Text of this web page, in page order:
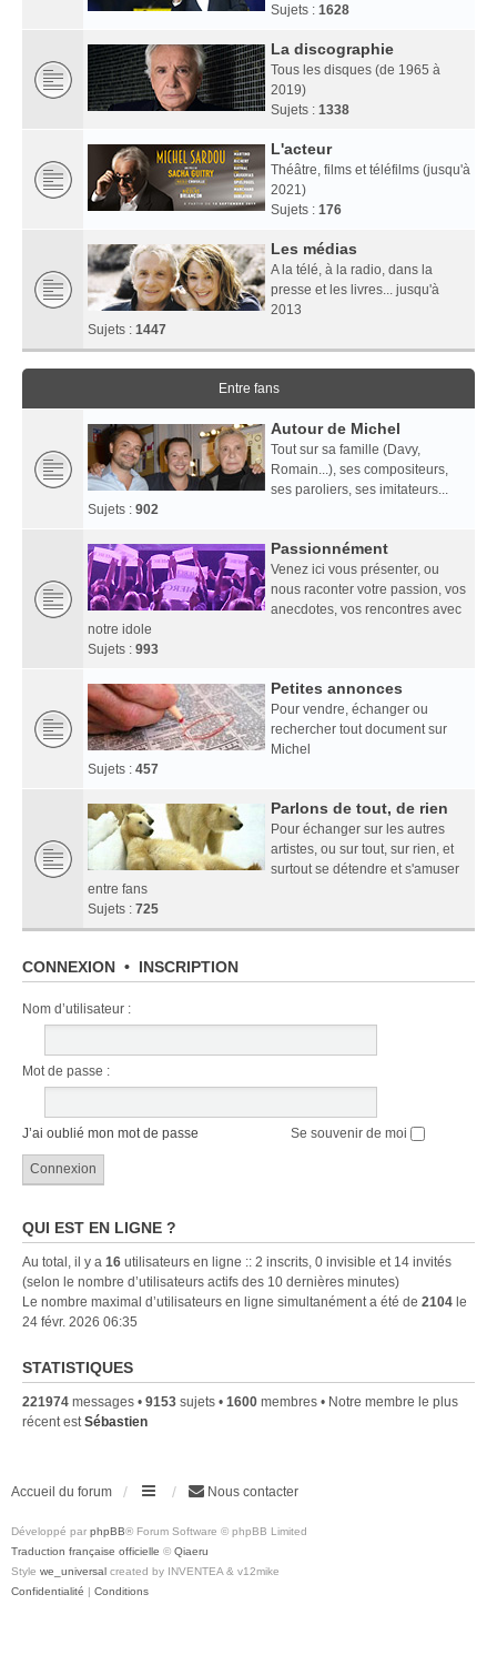
Sujets : 1628
La discographie
Tous les disques (de 1965 à
2019)
Sujets : 1338
L'acteur
Théâtre, films et téléfilms (jusqu'à
2021)
Sujets : 176
Les médias
A la télé, à la radio, dans la
presse et les livres... jusqu'à
2013
Sujets : 1447
Entre fans
Autour de Michel
Tout sur sa famille (Davy,
Romain...), ses compositeurs,
ses paroliers, ses imitateurs...
Sujets : 902
Passionnément
Venez ici vous présenter, ou
nous raconter votre passion, vos
anecdotes, vos rencontres avec
notre idole
Sujets : 993
Petites annonces
Pour vendre, échanger ou
rechercher tout document sur
Michel
Sujets : 457
Parlons de tout, de rien
Pour échanger sur les autres
artistes, ou sur tout, sur rien, et
surtout se détendre et s'amuser
entre fans
Sujets : 725
CONNEXION • INSCRIPTION
Nom d’utilisateur :
Mot de passe :
J’ai oublié mon mot de passe Se souvenir de moi
QUI EST EN LIGNE ?
Au total, il y a 16 utilisateurs en ligne :: 2 inscrits, 0 invisible et 14 invités
(selon le nombre d’utilisateurs actifs des 10 dernières minutes)
Le nombre maximal d’utilisateurs en ligne simultanément a été de 2104 le
24 févr. 2026 06:35
STATISTIQUES
221974 messages • 9153 sujets • 1600 membres • Notre membre le plus
récent estSébastien
Accueil du forum Nous contacter
Développé par phpBB® Forum Software © phpBB Limited
Traduction française officielle © Qiaeru
Style we_universal created by INVENTEA & v12mike
Confidentialité | Conditions